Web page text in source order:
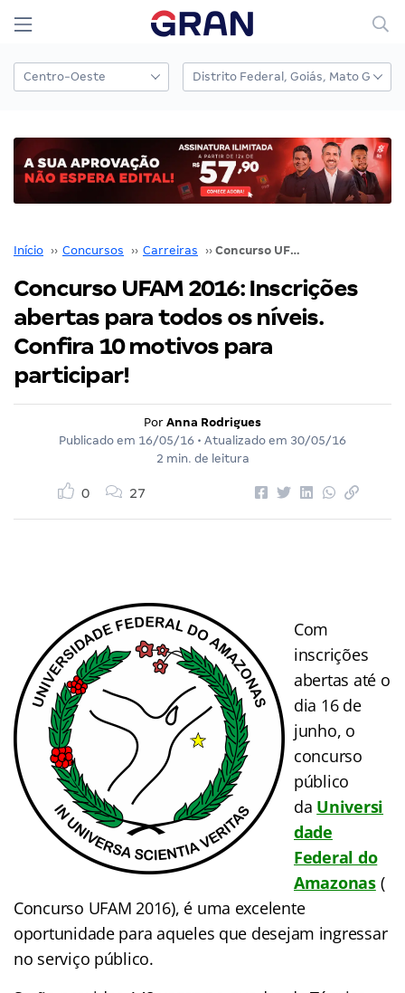
Início ›› Concursos ›› Carreiras ›› Concurso UFAM 2016: Inscrições abertas para todos os níveis. Confira 10 motivos para participar!
Concurso UFAM 2016: Inscrições
abertas para todos os níveis.
Confira 10 motivos para
participar!
Por Anna Rodrigues
Publicado em 16/05/16 • Atualizado em 30/05/16
2 min. de leitura
0 27
Com
inscrições
abertas até o
dia 16 de
junho, o
concurso
público
da Universi
dade
Federal do
Amazonas(
Concurso UFAM 2016), é uma excelente
oportunidade para aqueles que desejam ingressar
no serviço público.